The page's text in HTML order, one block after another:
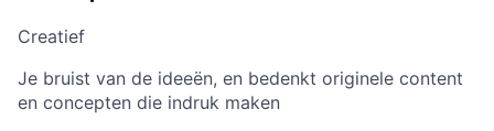
Creatief
Je bruist van de ideeën, en bedenkt originele content
en concepten die indruk maken